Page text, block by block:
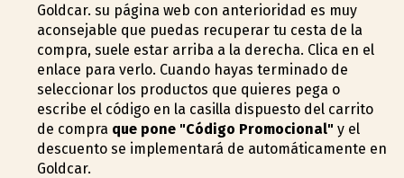
Goldcar. su página web con anterioridad es muy
aconsejable que puedas recuperar tu cesta de la
compra, suele estar arriba a la derecha. Clica en el
enlace para verlo. Cuando hayas terminado de
seleccionar los productos que quieres pega o
escribe el código en la casilla dispuesto del carrito
de compra que pone "Código Promocional"y el
descuento se implementará de automáticamente en
Goldcar.